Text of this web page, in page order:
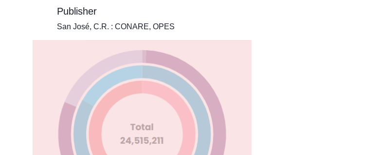
Publisher
San José, C.R. : CONARE, OPES